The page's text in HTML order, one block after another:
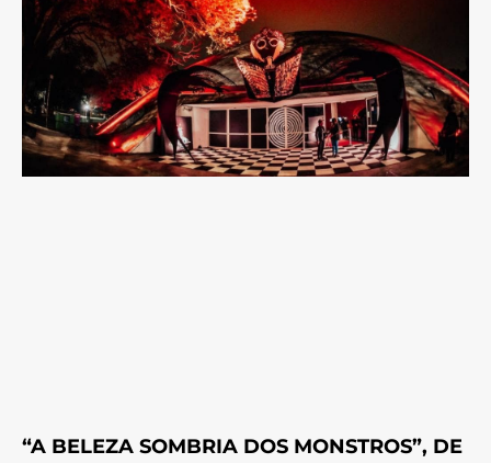
“A BELEZA SOMBRIA DOS MONSTROS”, DE